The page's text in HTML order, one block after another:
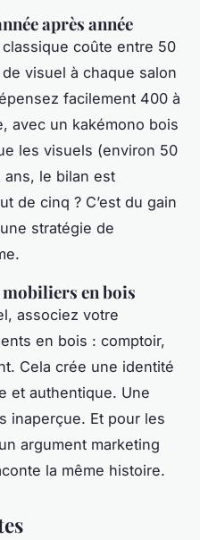
après année
coûte entre 50
visuel à chaque salon
facilement 400 à
avec un kakémono bois
les visuels (environ 50
le bilan est
de cinq ? C’est du gain
stratégie de
en bois
associez votre
en bois : comptoir,
Cela crée une identité
et authentique. Une
inaperçue. Et pour les
argument marketing
la même histoire.